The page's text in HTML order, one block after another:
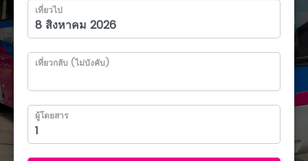
เที่ยวไป
เที่ยวกลับ (ไม่บังคับ)
ผู้โดยสาร